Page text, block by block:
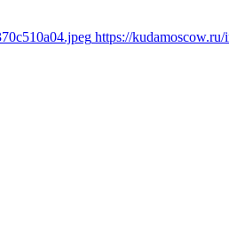
https://